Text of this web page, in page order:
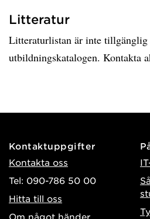
Litteratur
Litteraturlistan är inte tillgänglig
utbildningskatalogen. Kontakta
Kontaktuppgifter
Kontakta oss
Tel: 090-786 50 00
Hitta till oss
Om något händer